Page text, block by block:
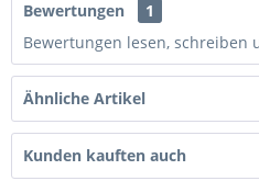
Bewertungen
1
Bewertungen lesen, schreiben
Ähnliche Artikel
Kunden kauften auch